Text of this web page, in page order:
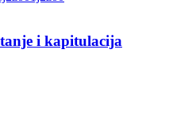
i kapitulacija